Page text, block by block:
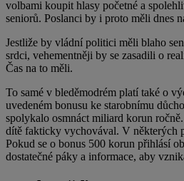
volbami koupit hlasy početné a
seniorů. Poslanci by i proto měli dnes
Jestliže by vládní politici měli blaho
srdci, vehementněji by se zasadili o
Čas na to měli.
To samé v bleděmodrém platí také o
uvedeném bonusu ke starobnímu
spolykalo osmnáct miliard korun
dítě fakticky vychovával. V některých
Pokud se o bonus 500 korun přihlásí
dostatečné páky a informace, aby